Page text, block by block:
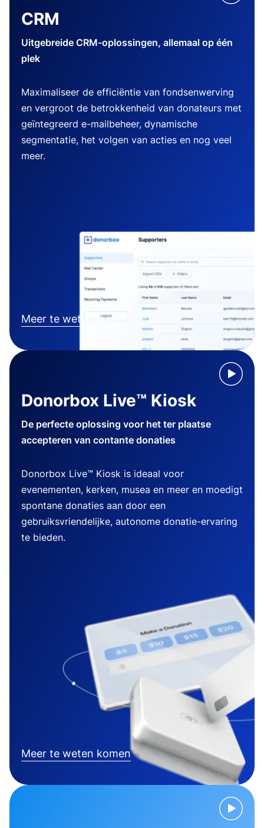
CRM
Uitgebreide CRM-oplossingen, allemaal op één
plek
Maximaliseer de efficiëntie van fondsenwerving
en vergroot de betrokkenheid van donateurs met
geïntegreerd e-mailbeheer, dynamische
segmentatie, het volgen van acties en nog veel
meer.
Meer te weten komen
Donorbox Live™ Kiosk
De perfecte oplossing voor het ter plaatse
accepteren van contante donaties
Donorbox Live™ Kiosk is ideaal voor
evenementen, kerken, musea en meer en moedigt
spontane donaties aan door een
gebruiksvriendelijke, autonome donatie-ervaring
te bieden.
Meer te weten komen